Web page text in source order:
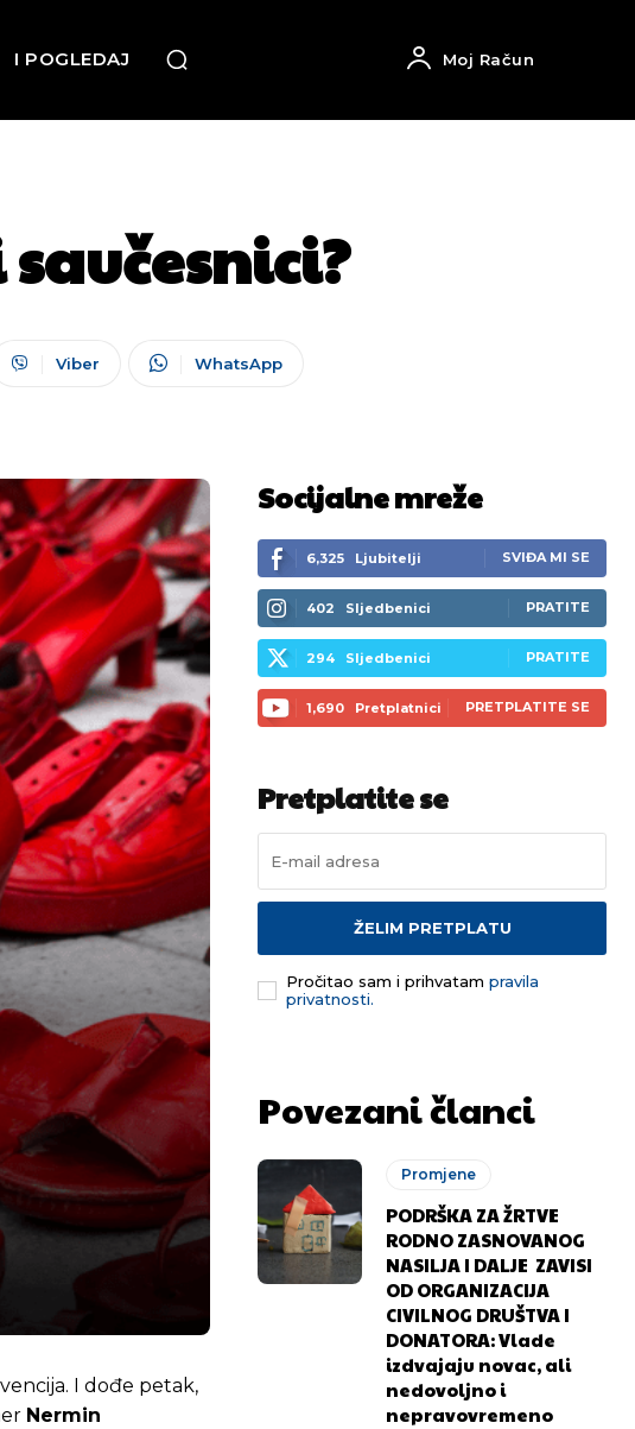
I POGLEDAJ Moj Račun
saučesnici?
Viber WhatsApp
I dođe petak,
Nermin
Socijalne mreže
6,325 Ljubitelji SVIĐA MI SE
402 Sljedbenici PRATITE
294 Sljedbenici PRATITE
1,690 Pretplatnici PRETPLATITE SE
Pretplatite se
ŽELIM PRETPLATU
Pročitao sam i prihvatam pravila
privatnosti.
Povezani članci
Promjene
PODRŠKA ZA ŽRTVE
RODNO ZASNOVANOG
NASILJA I DALJE ZAVISI
OD ORGANIZACIJA
CIVILNOG DRUŠTVA I
DONATORA: Vlade
izdvajaju novac, ali
nedovoljno i
nepravovremeno